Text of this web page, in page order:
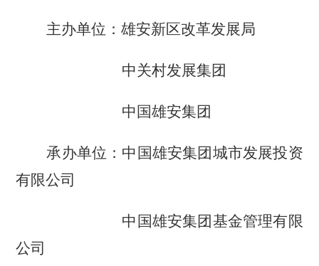
主办单位：雄安新区改革发展局
中关村发展集团
中国雄安集团
承办单位：中国雄安集团城市发展投资
有限公司
中国雄安集团基金管理有限
公司